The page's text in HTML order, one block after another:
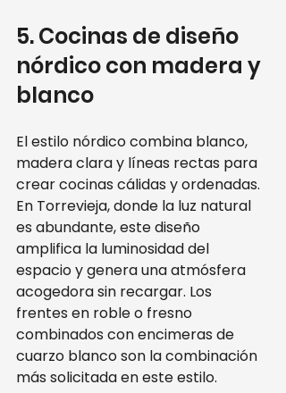
5. Cocinas de diseño
nórdico con madera y
blanco
El estilo nórdico combina blanco,
madera clara y líneas rectas para
crear cocinas cálidas y ordenadas.
En Torrevieja, donde la luz natural
es abundante, este diseño
amplifica la luminosidad del
espacio y genera una atmósfera
acogedora sin recargar. Los
frentes en roble o fresno
combinados con encimeras de
cuarzo blanco son la combinación
más solicitada en este estilo.